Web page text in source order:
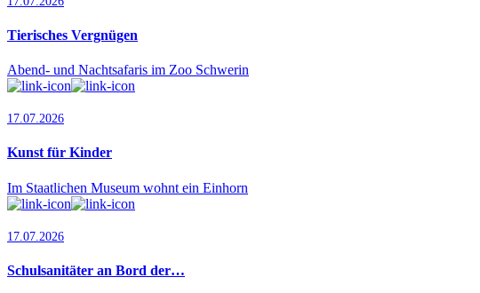
Tierisches Vergnügen
Abend- und Nachtsafaris im Zoo Schwerin
17.07.2026
Kunst für Kinder
Im Staatlichen Museum wohnt ein Einhorn
17.07.2026
Schulsanitäter an Bord der…